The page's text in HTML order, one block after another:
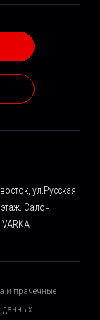
ул.Русская
Салон
VARKA
и прачечные
данных